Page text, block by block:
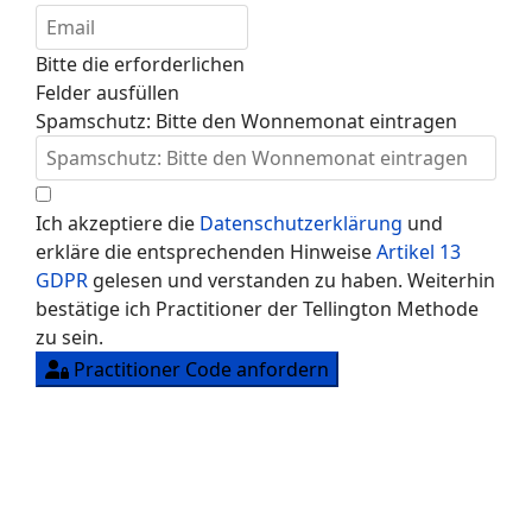
Bitte die erforderlichen
Felder ausfüllen
Spamschutz: Bitte den Wonnemonat eintragen
Ich akzeptiere die Datenschutzerklärung und
erkläre die entsprechenden HinweiseArtikel 13
GDPR gelesen und verstanden zu haben. Weiterhin
bestätige ich Practitioner der Tellington Methode
zu sein.
Practitioner Code anfordern